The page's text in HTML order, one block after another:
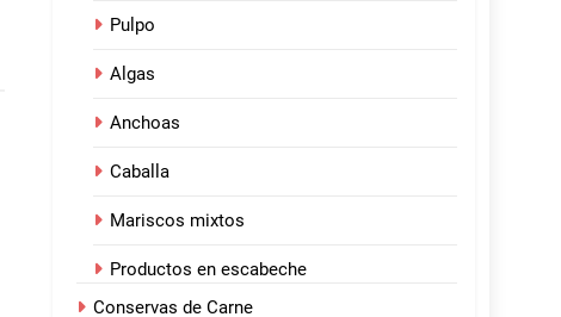
Pulpo
Algas
Anchoas
Caballa
Mariscos mixtos
Productos en escabeche
Conservas de Carne